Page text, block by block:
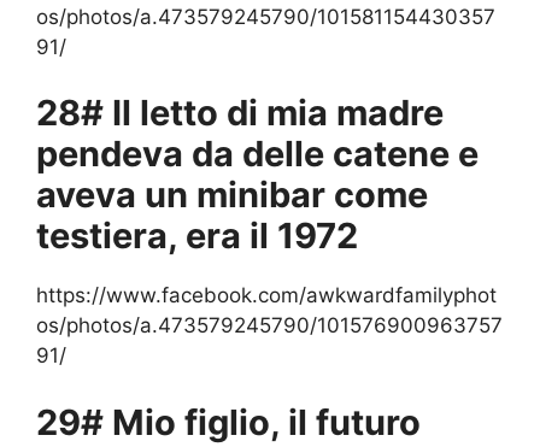
os/photos/a.473579245790/101581154430357
91/
28# Il letto di mia madre
pendeva da delle catene e
aveva un minibar come
testiera, era il 1972
https://www.facebook.com/awkwardfamilyphot
os/photos/a.473579245790/101576900963757
91/
29# Mio figlio, il futuro